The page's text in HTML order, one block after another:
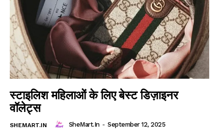
स्टाइलिश महिलाओं के लिए बेस्ट डिज़ाइनर
वॉलेट्स
SHEMART.IN SheMart.in - September 12, 2025